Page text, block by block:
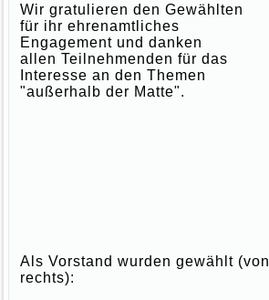
Wir gratulieren den Gewählten
für ihr ehrenamtliches
Engagement und danken
allen Teilnehmenden für das
Interesse an den Themen
"außerhalb der Matte".
Als Vorstand wurden gewählt
rechts):